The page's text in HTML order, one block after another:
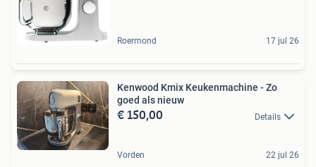
Roermond 17 jul 26
Kenwood Kmix Keukenmachine - Zo
goed als nieuw
€ 150,00 Details
Vorden 22 jul 26